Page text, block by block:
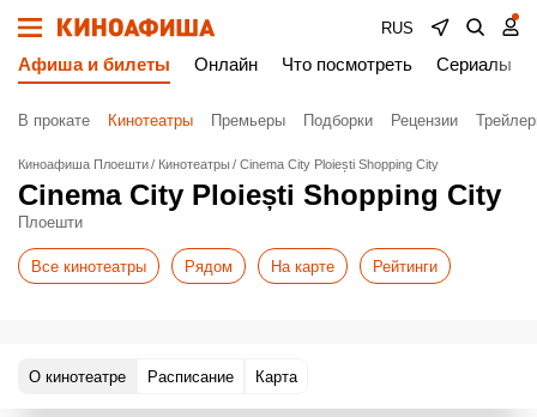
RUS
Афиша и билеты Онлайн Что посмотреть Сериалы
В прокате Кинотеатры Премьеры Подборки Рецензии
Киноафиша Плоешти Кинотеатры Cinema City Ploiești Shopping City
Cinema City Ploiești Shopping City
Плоешти
Все кинотеатры Рядом На карте Рейтинги
О кинотеатре Расписание Карта